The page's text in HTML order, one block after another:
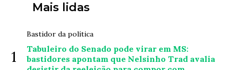
Mais lidas
1
Bastidor da política
Tabuleiro do Senado pode virar em MS:
bastidores apontam que Nelsinho Trad avalia